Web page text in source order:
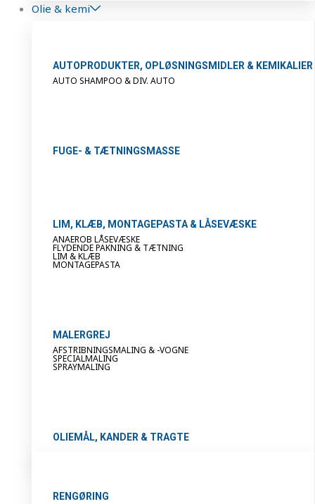
Olie & kemi
AUTOPRODUKTER, OPLØSNINGSMIDLER & KEMIKALIER
AUTO SHAMPOO & DIV. AUTO
FUGE- & TÆTNINGSMASSE
LIM, KLÆB, MONTAGEPASTA & LÅSEVÆSKE
ANAEROB LÅSEVÆSKE
FLYDENDE PAKNING & TÆTNING
LIM & KLÆB
MONTAGEPASTA
MALERGREJ
AFSTRIBNINGSMALING & -VOGNE
SPECIALMALING
SPRAYMALING
OLIEMÅL, KANDER & TRAGTE
RENGØRING